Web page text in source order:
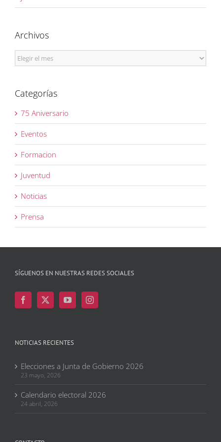
Archivos
Archivos
Categorías
75 Aniversario
Eventos
Formacion
Juventud
Noticias
Prensa
SÍGUENOS EN NUESTRAS REDES SOCIALES
NOTICIAS RECIENTES
Elecciones a Junta de Gobierno 2026
23 mayo, 2026
Calendario electoral 2026
24 abril, 2026